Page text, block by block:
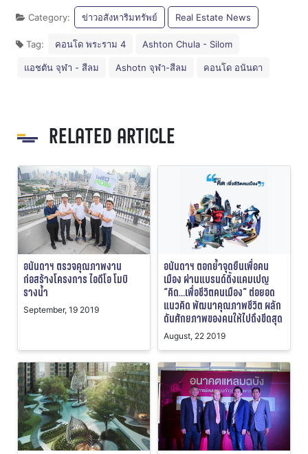
Category: ข่าวอสังหาริมทรัพย์ Real Estate News
Tag: คอนโด พระราม 4 Ashton Chula - Silom
แอชตัน จุฬา - สีลม Ashotn จุฬา-สีลม คอนโด อนันดา
RELATED ARTICLE
อนันดาฯ ตรวจคุณภาพงาน
ก่อสร้างโครงการ ไอดีโอ โมบิ
รางน้ำ
September, 19 2019
อนันดาฯ ตอกย้ำจุดยืนเพื่อคน
เมือง ผ่านแบรนด์ดิ้งแคมเปญ
“คิด…เพื่อชีวิตคนเมือง” ต่อยอด
แนวคิด พัฒนาคุณภาพชีวิต ผลัก
ดันศักยภาพของคนให้ไปถึงขีดสุด
August, 22 2019